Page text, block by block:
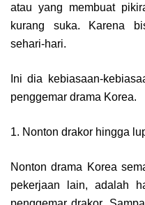
atau yang membuat
kurang suka. Karena
sehari-hari.
Ini dia kebiasaan-
penggemar drama Korea.
1. Nonton drakor hingga
Nonton drama Korea
pekerjaan lain, adalah